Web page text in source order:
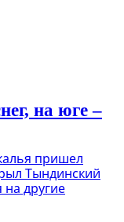
на юге –
пришел
Тындинский
другие